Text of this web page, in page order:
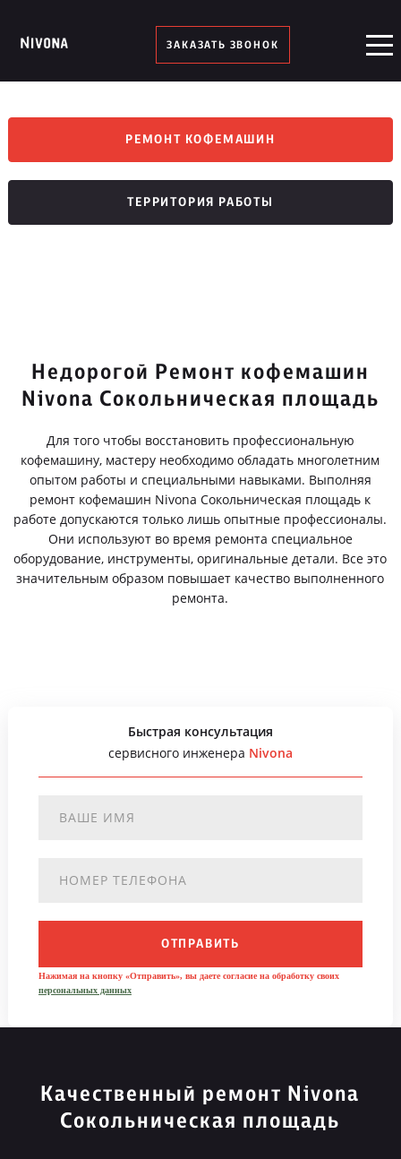
ЗАКАЗАТЬ ЗВОНОК
РЕМОНТ КОФЕМАШИН
ТЕРРИТОРИЯ РАБОТЫ
Недорогой Ремонт кофемашин
Nivona Сокольническая площадь
Для того чтобы восстановить профессиональную
кофемашину, мастеру необходимо обладать многолетним
опытом работы и специальными навыками. Выполняя
ремонт кофемашин Nivona Сокольническая площадь к
работе допускаются только лишь опытные профессионалы.
Они используют во время ремонта специальное
оборудование, инструменты, оригинальные детали. Все это
значительным образом повышает качество выполненного
ремонта.
Быстрая консультация
сервисного инженера Nivona
ОТПРАВИТЬ
Нажимая на кнопку «Отправить», вы даете согласие на обработку своих
персональных данных
Качественный ремонт Nivona
Сокольническая площадь